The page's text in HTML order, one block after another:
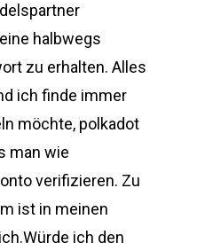
halbwegs
zu erhalten. Alles
ich finde immer
möchte, polkadot
man wie
verifizieren. Zu
ist in meinen
ich den